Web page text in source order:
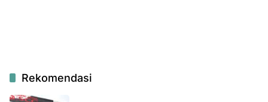
Rekomendasi